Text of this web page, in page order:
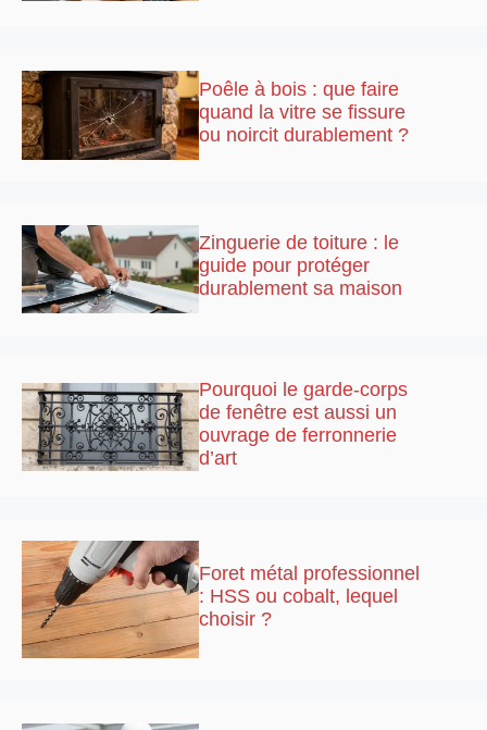
Poêle à bois : que faire
quand la vitre se fissure
ou noircit durablement ?
Zinguerie de toiture : le
guide pour protéger
durablement sa maison
Pourquoi le garde-corps
de fenêtre est aussi un
ouvrage de ferronnerie
d’art
Foret métal professionnel
: HSS ou cobalt, lequel
choisir ?